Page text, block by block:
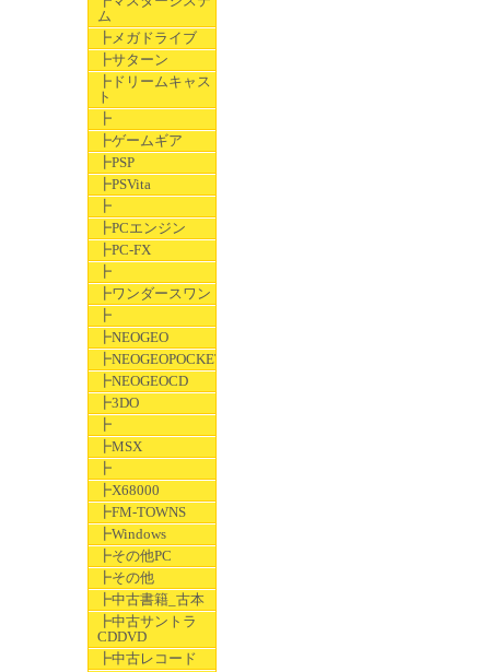
ム
┣メガドライブ
┣サターン
┣ドリームキャス
ト
┣
┣ゲームギア
┣PSP
┣PSVita
┣
┣PCエンジン
┣PC-FX
┣
┣ワンダースワン
┣
┣NEOGEO
┣NEOGEOPOCKET
┣NEOGEOCD
┣3DO
┣
┣MSX
┣
┣X68000
┣FM-TOWNS
┣Windows
┣その他PC
┣その他
┣中古書籍_古本
┣中古サントラ
CDDVD
┣中古レコード